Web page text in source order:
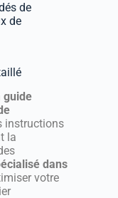
de
de
guide
instructions
la
dans
votre